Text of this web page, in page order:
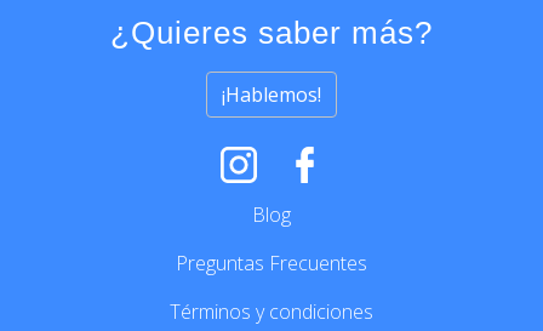
¿Quieres saber más?
¡Hablemos!
Blog
Preguntas Frecuentes
Términos y condiciones